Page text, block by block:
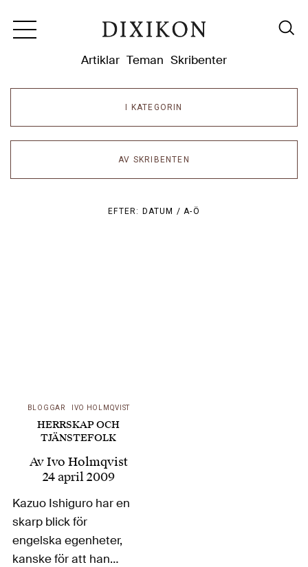
Artiklar Teman Skribenter
I KATEGORIN
AV SKRIBENTEN
EFTER: DATUM /A-Ö
BLOGGAR IVO HOLMQVIST
HERRSKAP OCH
TJÄNSTEFOLK
AvIvo Holmqvist
24 april 2009
Kazuo Ishiguro har en
skarp blick för
engelska egenheter,
kanske för att han